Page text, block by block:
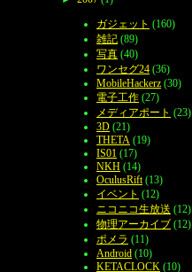
ガジェット (160)
雑記 (89)
写真 (40)
ワンセグ24 (36)
MobileHackerz (30)
電子工作 (27)
メディアポート (23)
3D (21)
THETA (19)
IS01 (17)
NKH (14)
OculusRift (13)
イベント (12)
ニコニコ生放送 (12)
物理アーカイブ (12)
ポメラ (11)
Android (10)
KETACLOCK (10)